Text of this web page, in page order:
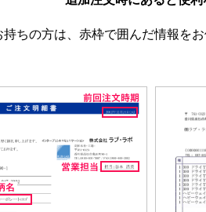
ちの方は、赤枠で囲んだ情報を